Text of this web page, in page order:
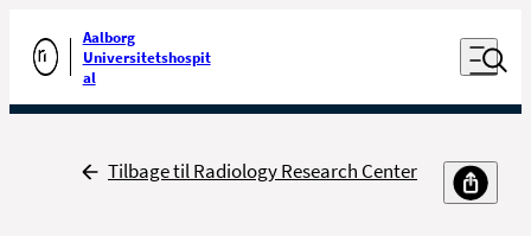
Gå til forsiden
Aalborg
Universitetshospit
al
Åben
Udfør søgning
Tilbage
Tilbage til Radiology Research Center